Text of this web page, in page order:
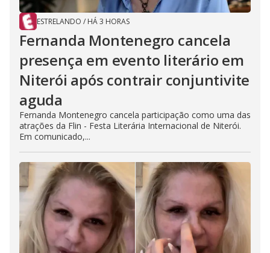
ESTRELANDO / HÁ 3 HORAS
Fernanda Montenegro cancela
presença em evento literário em
Niterói após contrair conjuntivite
aguda
Fernanda Montenegro cancela participação como uma das
atrações da Flin - Festa Literária Internacional de Niterói.
Em comunicado,...